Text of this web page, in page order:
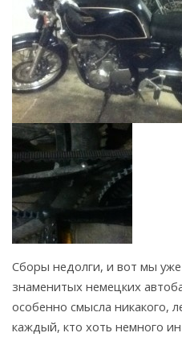
Сборы недолги, и вот мы
знаменитых немецких
особенно смысла никакого,
каждый, кто хоть немного